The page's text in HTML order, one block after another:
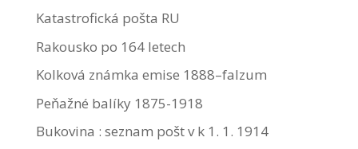
Katastrofická pošta RU
Rakousko po 164 letech
Kolková známka emise 1888–falzum
Peňažné balíky 1875-1918
Bukovina : seznam pošt v k 1. 1. 1914